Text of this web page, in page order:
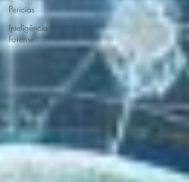
Pericias
Inteligência
Forense